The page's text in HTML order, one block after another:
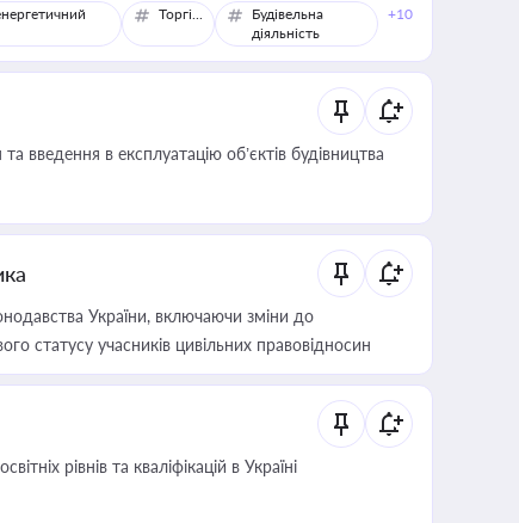
Торгівля
Будівельна
діяльність
+10
введення в експлуатацію об’єктів будівництва
України, включаючи зміни до
статусу учасників цивільних правовідносин
рівнів та кваліфікацій в Україні